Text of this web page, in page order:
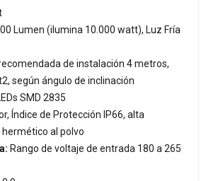
00 Lumen (ilumina 10.000 watt), Luz Fría
de instalación 4 metros,
según ángulo de inclinación
SMD 2835
Índice de Protección IP66, alta
al polvo
Rango de voltaje de entrada 180 a 265